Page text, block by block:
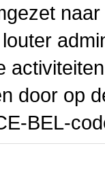
door op
BEL-